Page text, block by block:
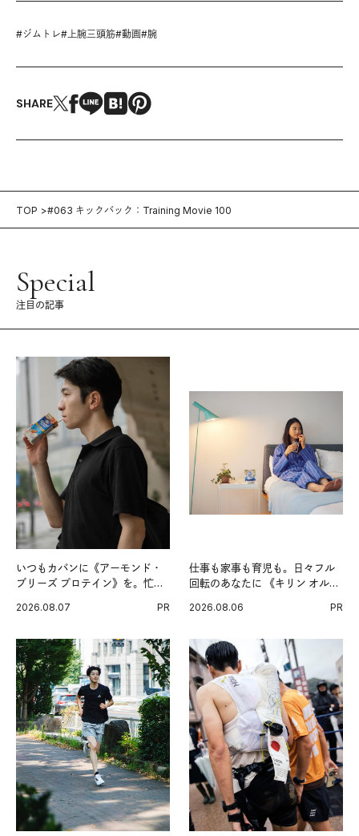
#ジムトレ#上腕三頭筋#動画#腕
SHARE
TOP #063 キックバック：Training Movie 100
Special
注目の記事
いつもカバンに《アーモンド・
ブリーズ プロテイン》を。忙し
グ習慣。
2026.08.07 PR
仕事も家事も育児も。日々フル
回転のあなたに 《キリン オルニ
2026.08.06 PR